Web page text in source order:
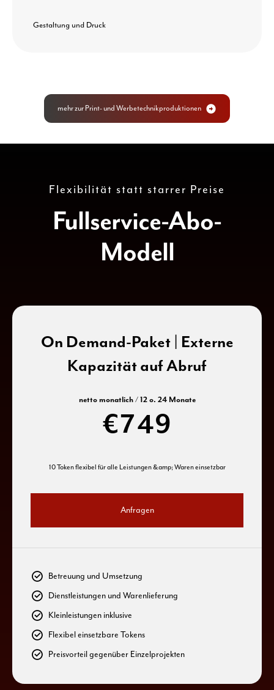
Gestaltung und Druck
mehr zur Print- und Werbetechnikproduktionen
Flexibilität statt starrer Preise
Fullservice-Abo-
Modell
On Demand-Paket | Externe
Kapazität auf Abruf
netto monatlich / 12 o. 24 Monate
€
2
4
5
6
7
8
9
0
1
2
3
4
5
6
7
8
9
0
0
1
4
6
7
8
9
0
10 Token flexibel für alle Leistungen &amp; Waren einsetzbar
Anfragen
Betreuung und Umsetzung
Dienstleistungen und Warenlieferung
Kleinleistungen inklusive
Flexibel einsetzbare Tokens
Preisvorteil gegenüber Einzelprojekten
0
1
4
0
2
5